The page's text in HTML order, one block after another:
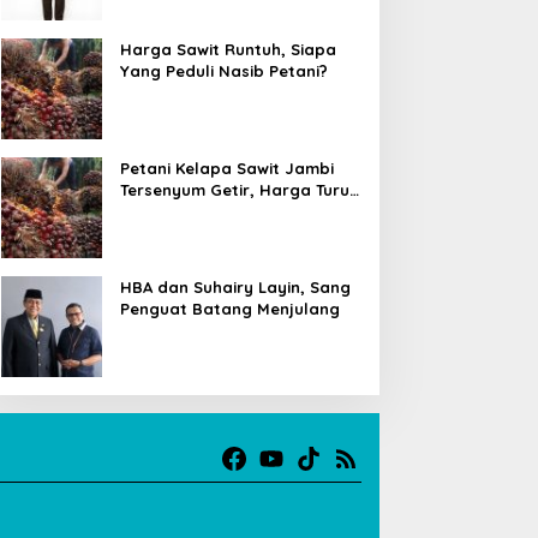
Harga Sawit Runtuh, Siapa
Yang Peduli Nasib Petani?
Petani Kelapa Sawit Jambi
Tersenyum Getir, Harga Turun
HBA dan Suhairy Layin, Sang
Penguat Batang Menjulang